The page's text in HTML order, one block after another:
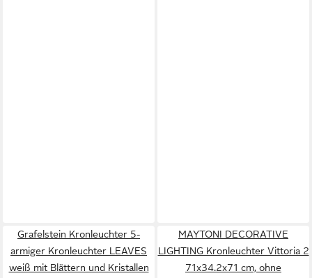
Grafelstein Kronleuchter 5-
armiger Kronleuchter LEAVES
weiß mit Blättern und Kristallen
MAYTONI DECORATIVE
LIGHTING Kronleuchter Vittoria 2
71x34.2x71 cm, ohne